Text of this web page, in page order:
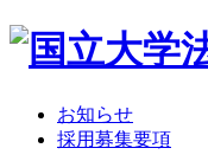
お知らせ
採用募集要項